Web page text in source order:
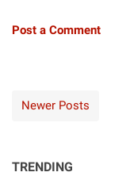
Post a Comment
Newer Posts
TRENDING